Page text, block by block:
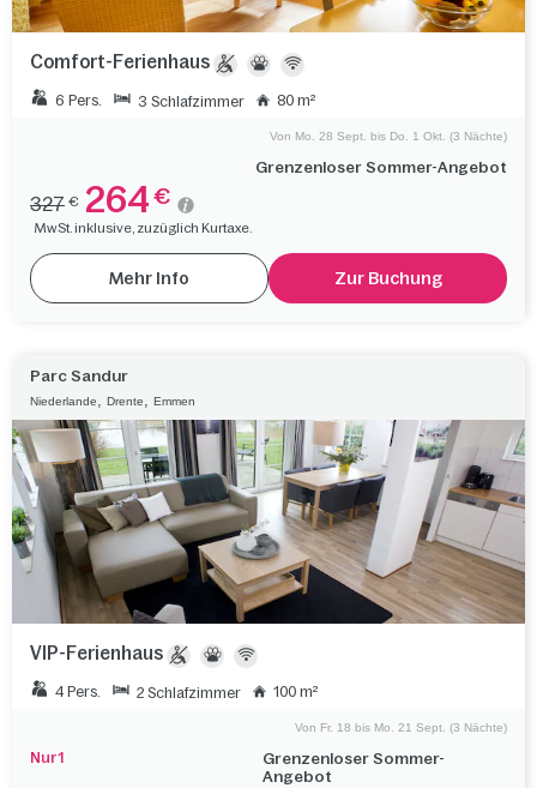
Comfort-Ferienhaus
6 Pers. 3 Schlafzimmer 80 m²
Grenzenloser Sommer-Angebot
Von Mo. 28 Sept. bis Do. 1 Okt. (3 Nächte)
327 € 264 €
MwSt. inklusive, zuzüglich Kurtaxe.
Mehr Info Zur Buchung
Parc Sandur
Niederlande, Drente, Emmen
VIP-Ferienhaus
4 Pers. 2 Schlafzimmer 100 m²
Nur 1
Grenzenloser Sommer-
Angebot
Von Fr. 18 bis Mo. 21 Sept. (3 Nächte)